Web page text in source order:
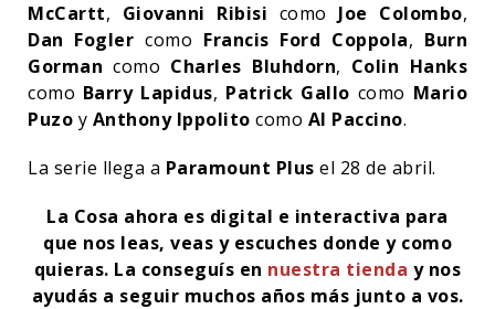
McCartt, Giovanni Ribisi como Joe Colombo,
Dan Fogler como Francis Ford Coppola, Burn
Gorman como Charles Bluhdorn, Colin Hanks
como Barry Lapidus, Patrick Gallo como Mario
Puzo y Anthony Ippolito como Al Paccino.
La serie llega a Paramount Plus el 28 de abril.
La Cosa ahora es digital e interactiva para
que nos leas, veas y escuches donde y como
quieras. La conseguís en nuestra tienda y nos
ayudás a seguir muchos años más junto a vos.